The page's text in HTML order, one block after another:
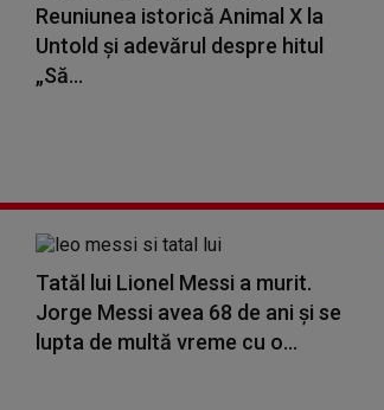
Reuniunea istorică Animal X la
Untold și adevărul despre hitul
„Să...
Tatăl lui Lionel Messi a murit.
Jorge Messi avea 68 de ani și se
lupta de multă vreme cu o...